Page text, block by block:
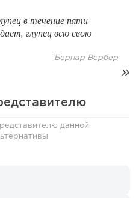
в течение пяти
глупец всю свою
Бернар Вербер
данной